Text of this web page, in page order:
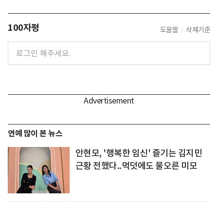
100자평 도움말 삭제기준
연예 많이 본 뉴스
안현모, '행복한 임신' 즐기는 김지민
근황 전했다..먹덧에도 물오른 미모